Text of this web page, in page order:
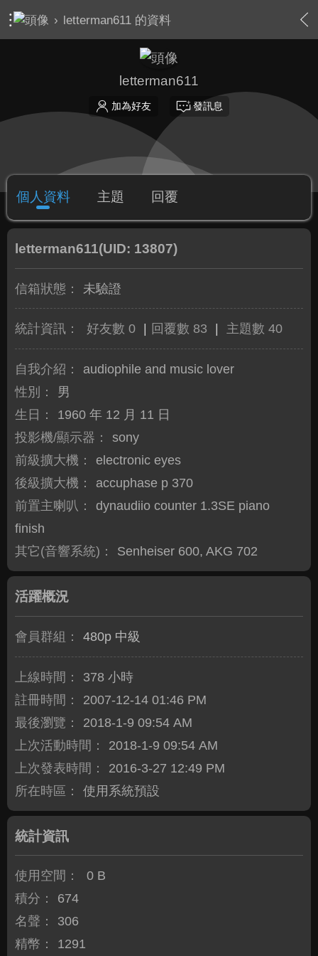
› letterman611 的資料
letterman611
加為好友 發訊息
個人資料 主題 回覆
letterman611(UID: 13807)
信箱狀態： 未驗證
統計資訊： 好友數 0 回覆數 83 主題數 40
自我介紹：
audiophile and music lover
性別：
男
生日：
1960 年 12 月 11 日
投影機/顯示器：
sony
前級擴大機：
electronic eyes
後級擴大機：
accuphase p 370
前置主喇叭：
dynaudiio counter 1.3SE piano
finish
其它(音響系統)：
Senheiser 600, AKG 702
活躍概況
會員群組： 480p 中級
上線時間：
378 小時
註冊時間：
2007-12-14 01:46 PM
最後瀏覽：
2018-1-9 09:54 AM
上次活動時間：
2018-1-9 09:54 AM
上次發表時間：
2016-3-27 12:49 PM
所在時區：
使用系統預設
統計資訊
使用空間：
0 B
積分：
674
名聲：
306
精幣：
1291